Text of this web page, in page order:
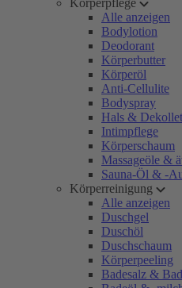
Körperpflege
Alle anzeigen
Bodylotion
Deodorant
Körperbutter
Körperöl
Anti-Cellulite
Bodyspray
Hals &
Intimpflege
Körperschaum
Massageöle &
Sauna-Öl & -
Körperreinigung
Alle anzeigen
Duschgel
Duschöl
Duschschaum
Körperpeeling
Badesalz &